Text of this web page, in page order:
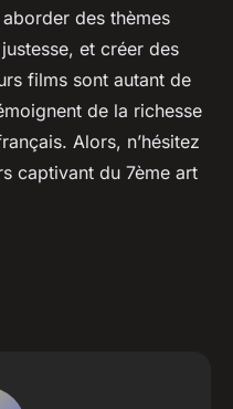
des thèmes
et créer des
films sont autant de
de la richesse
Alors, n’hésitez
captivant du 7ème art